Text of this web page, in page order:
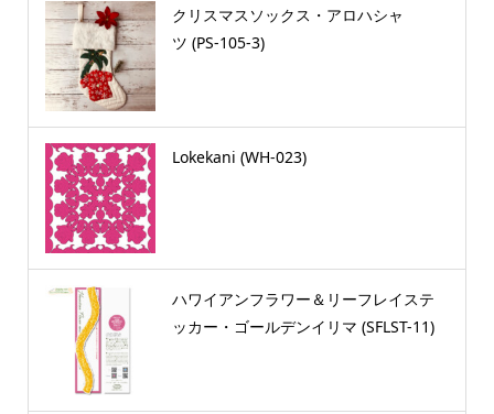
クリスマスソックス・アロハシャ
ツ (PS-105-3)
Lokekani (WH-023)
ハワイアンフラワー＆リーフレイステ
ッカー・ゴールデンイリマ (SFLST-11)